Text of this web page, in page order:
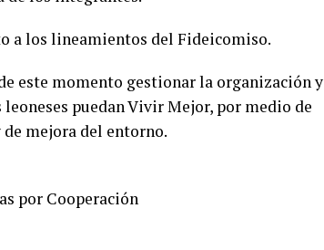
a los lineamientos del Fideicomiso.
este momento gestionar la organización y
puedan Vivir Mejor, por medio de
mejora del entorno.
por Cooperación